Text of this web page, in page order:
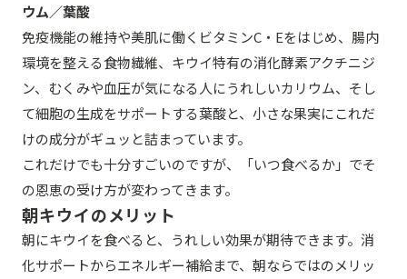
ウム／葉酸
免疫機能の維持や美肌に働くビタミンC・Eをはじめ、腸内
環境を整える食物繊維、キウイ特有の消化酵素アクチニジ
ン、むくみや血圧が気になる人にうれしいカリウム、そし
て細胞の生成をサポートする葉酸と、小さな果実にこれだ
けの成分がギュッと詰まっています。
これだけでも十分すごいのですが、「いつ食べるか」でそ
の恩恵の受け方が変わってきます。
朝キウイのメリット
朝にキウイを食べると、うれしい効果が期待できます。消
化サポートからエネルギー補給まで、朝ならではのメリッ